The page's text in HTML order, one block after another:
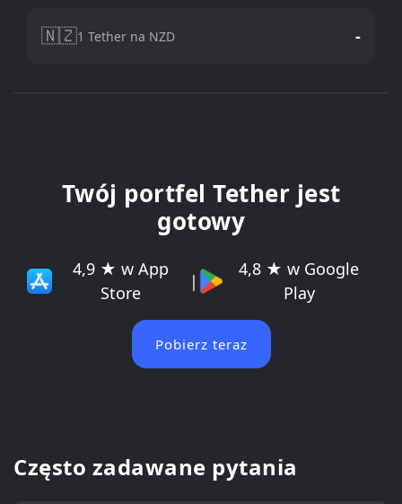
🇳🇿1 Tether na NZD -
Twój portfel Tether jest
gotowy
4,9 ★ w App
Store
|
4,8 ★ w Google
Play
Pobierz teraz
Często zadawane pytania